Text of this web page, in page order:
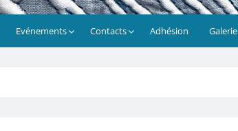
Evénements Contacts Adhésion Galerie